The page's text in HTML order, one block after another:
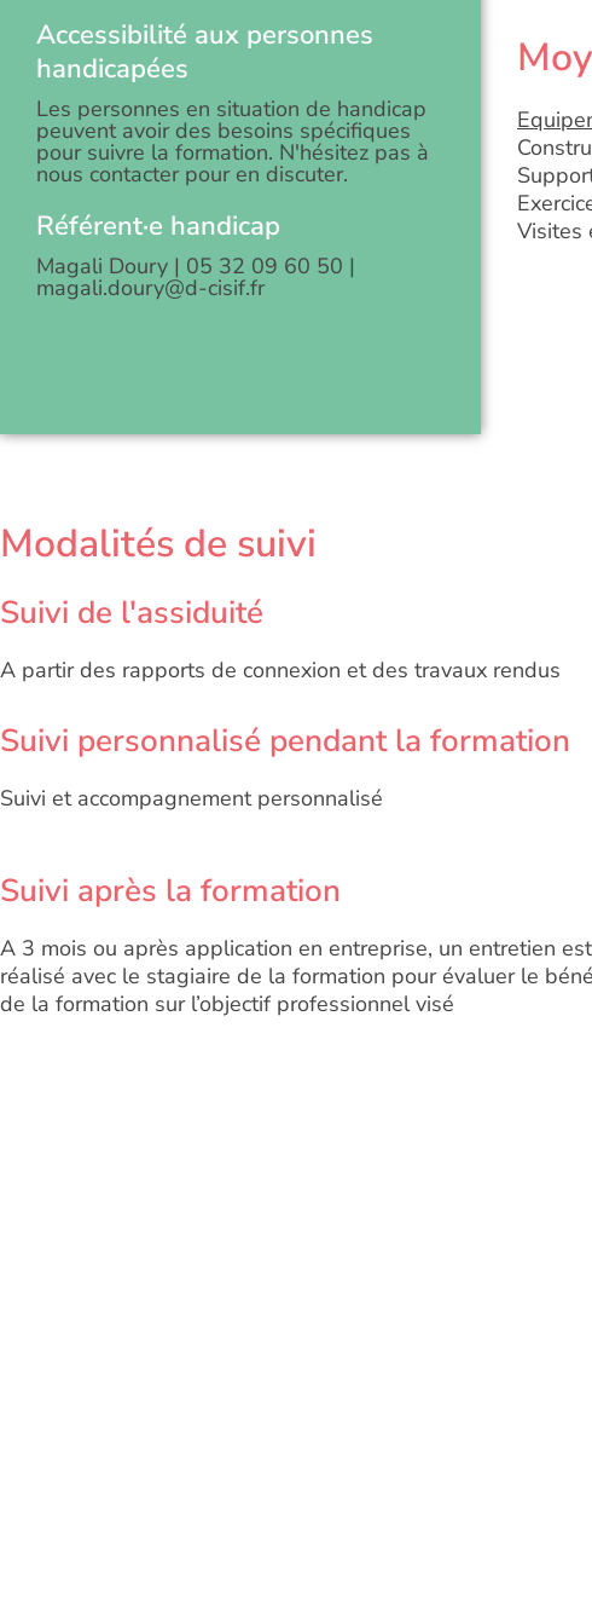
Accessibilité aux personnes
handicapées
Les personnes en situation de handicap
peuvent avoir des besoins spécifiques
pour suivre la formation. N'hésitez pas à
nous contacter pour en discuter.
Référent·e handicap
Magali Doury | 05 32 09 60 50 |
magali.doury@d-cisif.fr
Visites
Modalités de suivi
Suivi de l'assiduité
A partir des rapports de connexion et des travaux rendus
Suivi personnalisé pendant la formation
Suivi et accompagnement personnalisé
Suivi après la formation
A 3 mois ou après application en entreprise, un entretien est
réalisé avec le stagiaire de la formation pour évaluer le
de la formation sur l’objectif professionnel visé